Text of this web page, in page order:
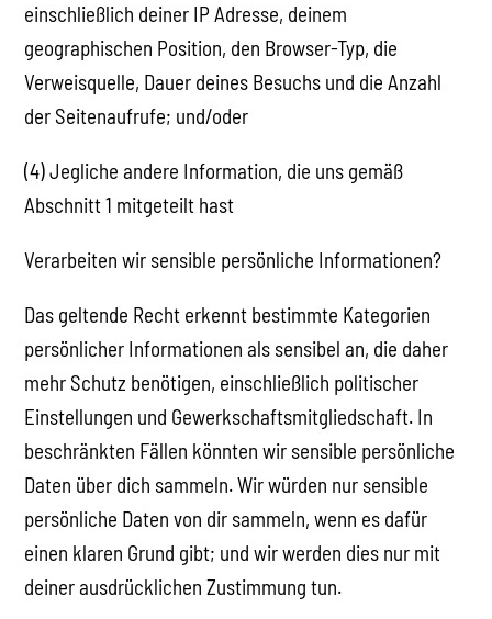
einschließlich deiner IP Adresse, deinem
geographischen Position, den Browser-Typ, die
Verweisquelle, Dauer deines Besuchs und die Anzahl
der Seitenaufrufe; und/oder
(4) Jegliche andere Information, die uns gemäß
Abschnitt 1 mitgeteilt hast
Verarbeiten wir sensible persönliche Informationen?
Das geltende Recht erkennt bestimmte Kategorien
persönlicher Informationen als sensibel an, die daher
mehr Schutz benötigen, einschließlich politischer
Einstellungen und Gewerkschaftsmitgliedschaft. In
beschränkten Fällen könnten wir sensible persönliche
Daten über dich sammeln. Wir würden nur sensible
persönliche Daten von dir sammeln, wenn es dafür
einen klaren Grund gibt; und wir werden dies nur mit
deiner ausdrücklichen Zustimmung tun.